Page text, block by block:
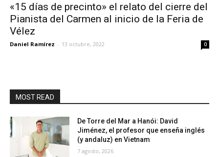
«15 días de precinto» el relato del cierre del
Pianista del Carmen al inicio de la Feria de
Vélez
Daniel Ramírez - 13 octubre, 2022 0
MOST READ
De Torre del Mar a Hanói: David
Jiménez, el profesor que enseña inglés
(y andaluz) en Vietnam
7 agosto, 2026